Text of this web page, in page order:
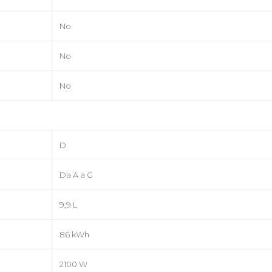
No
No
No
D
Da A a G
9,9 L
86 kWh
2100 W